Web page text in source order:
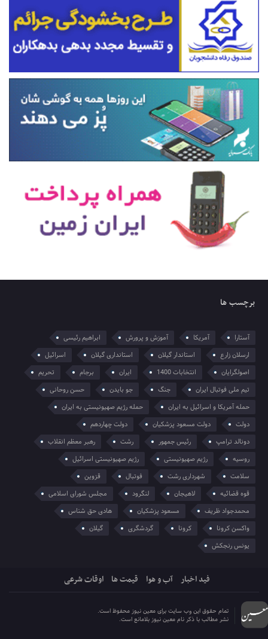
برچسب ها
آستارا آمریکا آموزش و پرورش
ابراهیم رئیسی
ارسلان زارع
استاندار گیلان استانداری گیلان
اسرائیل
اصولگرایان
انتخابات 1400 ایران برجام
تحریم
تیم ملی فوتبال ایران
جنگ جو بایدن
حسن روحانی
حمله آمریکا و اسرائیل به ایران
حمله رژیم صهیونیستی به ایران
دولت
دولت مسعود پزشکیان
دولت چهاردهم
دونالد ترامپ
رئیس جمهور رشت
رهبر معظم انقلاب
روسیه
رژیم صهیونیستی
رژیم صهیونیستی اسرائیل
سلامت
شهرداری رشت فوتبال
قزوین
قوه قضائیه
لاهیجان لنگرود
مجلس شورای اسلامی
محمدجواد ظریف
مسعود پزشکیان
هادی حق شناس
واکسن کرونا
کرونا گردشگری
گیلان
یونس رنجکش
فید اخبار آب و هوا قیمت ها اوقات شرعی
تمام حقوق این وب سایت برای معین نیوز محفوظ است.
نشر مطالب با ذکر نام معین نیوز بلامانع است.